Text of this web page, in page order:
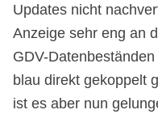
Updates nicht
Anzeige sehr eng an
GDV-
blau direkt gekoppelt
ist es aber nun